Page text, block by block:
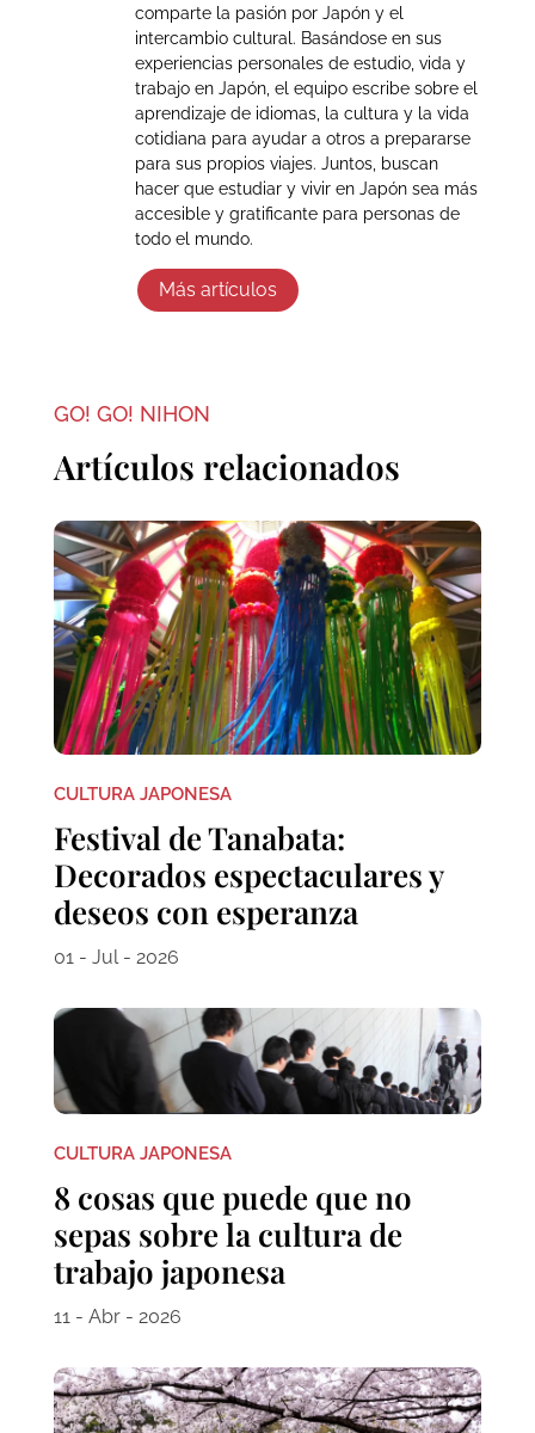
comparte la pasión por Japón y el
intercambio cultural. Basándose en sus
experiencias personales de estudio, vida y
trabajo en Japón, el equipo escribe sobre el
aprendizaje de idiomas, la cultura y la vida
cotidiana para ayudar a otros a prepararse
para sus propios viajes. Juntos, buscan
hacer que estudiar y vivir en Japón sea más
accesible y gratificante para personas de
todo el mundo.
Más artículos
GO! GO! NIHON
Artículos relacionados
CULTURA JAPONESA
Festival de Tanabata:
Decorados espectaculares y
deseos con esperanza
01 - Jul - 2026
CULTURA JAPONESA
8 cosas que puede que no
sepas sobre la cultura de
trabajo japonesa
11 - Abr - 2026